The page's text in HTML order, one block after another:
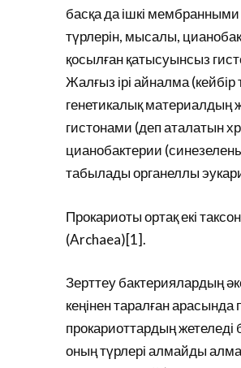
басқа да ішкі
түрлерін, мысалы,
қосылған қатысуынсыз
Жалғыз ірі айналма
генетикалық
гистонами (деп аталатын
цианобактерии
табылады органеллы
Прокариоты ортақ екі
(Archaea)[1].
Зерттеу бактериялардың
кеңінен таралған
прокариоттардың
оның түрлері алмайды